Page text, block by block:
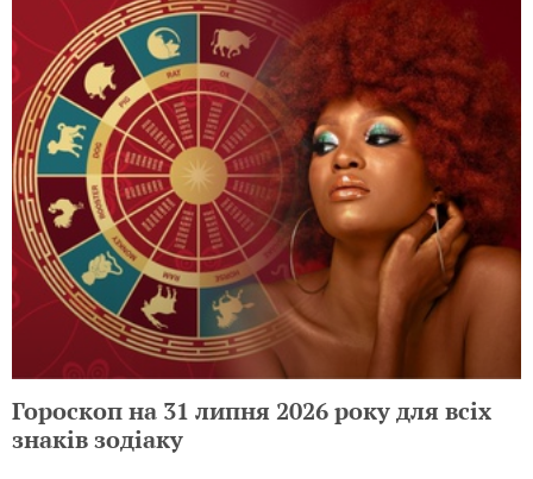
Гороскоп на 31 липня 2026 року для всіх
знаків зодіаку